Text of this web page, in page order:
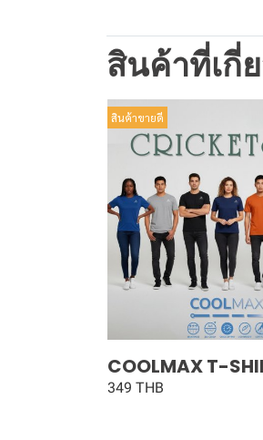
สินค้าที่เกี่
สินค้าขายดี
COOLMAX T-
349 THB